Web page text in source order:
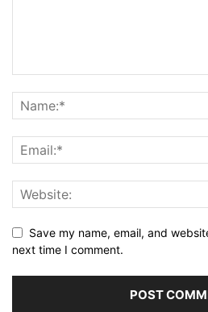
Save my name, email, and
next time I comment.